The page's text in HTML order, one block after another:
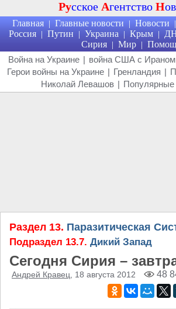
Русское Агентство Н
Главная | Главные новости | Новости |
Россия | Путин | Украина | Крым |
Сирия | Мир |
Война на Украине | война США с Ираном
Герои войны на Украине | Гренландия |
Николай Левашов | Популярные
Раздел 13. Паразитическая
Подраздел 13.7. Дикий Запад
Сегодня Сирия –
Андрей Кравец , 18 августа 2012 48